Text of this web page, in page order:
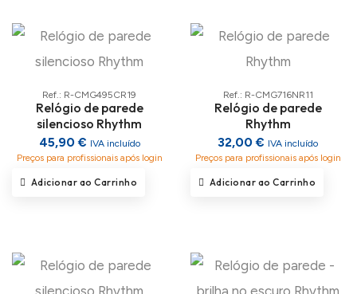
Ref.: R-CMG495CR19
Relógio de parede
silencioso Rhythm
45,90 € IVA incluído
Preços para profissionais após login
Adicionar ao Carrinho
Ref.: R-CMG716NR11
Relógio de parede
Rhythm
32,00 € IVA incluído
Preços para profissionais após login
Adicionar ao Carrinho